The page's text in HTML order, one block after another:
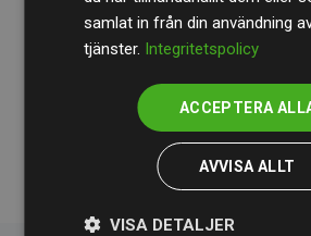
Deras granskning visar att våra
klimatprojekt i genomsnitt
de beräknade CO₂-utsläppenfrån
medlemswebbplatser – ett tydligt
arbetssätt ger mätbar klimatnytta.
samlat in från din användning
tjänster. Integritetspolicy
ACCEPTERA
AVVISA ALLT
VISA DETALJER